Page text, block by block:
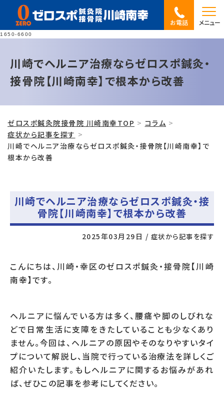
1650-6600
お電話 メニュー
川崎でヘルニア治療ならゼロスポ鍼灸・
接骨院【川崎南幸】で根本から改善
ゼロスポ鍼灸院接骨院 川崎南幸TOP
コラム
症状から記事を探す
川崎でヘルニア治療ならゼロスポ鍼灸・接骨院【川崎南幸】で
根本から改善
川崎でヘルニア治療ならゼロスポ鍼灸・接
骨院【川崎南幸】で根本から改善
2025年03月29日 / 症状から記事を探す
こんにちは、川崎・幸区のゼロスポ鍼灸・接骨院【川崎
南幸】です。
ヘルニアに悩んでいる方は多く、腰痛や脚のしびれな
どで日常生活に支障をきたしていることも少なくあり
ません。今回は、ヘルニアの原因やそのなりやすいタイ
プについて解説し、当院で行っている治療法を詳しくご
紹介いたします。もしヘルニアに関するお悩みがあれ
ば、ぜひこの記事を参考にしてください。